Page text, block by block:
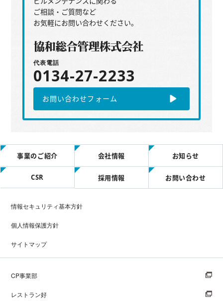
ご相談・ご質問など
お気軽にお問い合わせください。
代表電話
0134-27-2233
お問い合わせフォーム
事業のご紹介 会社情報 お知らせ
CSR 採用情報 お問い合わせ
情報セキュリティ基本方針
個人情報保護方針
サイトマップ
CP事業部
レストラン好